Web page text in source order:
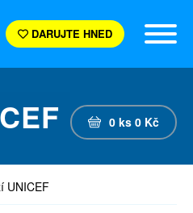
DARUJTE HNED
0 ks 0 Kč
UNICEF